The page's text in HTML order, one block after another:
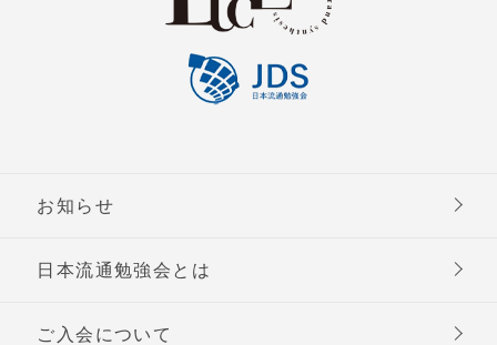
お知らせ
日本流通勉強会とは
ご入会について